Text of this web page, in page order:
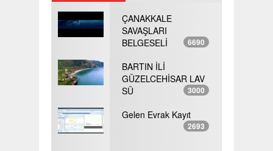
ÇANAKKALE
SAVAŞLARI
BELGESELİ
6690
BARTIN İLİ
GÜZELCEHİSAR LAV
SÜ
3000
Gelen Evrak Kayıt
2693